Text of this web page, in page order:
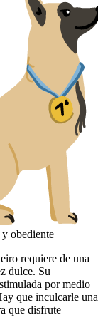
obediente
requiere de una
dulce. Su
por medio
que inculcarle una
que disfrute